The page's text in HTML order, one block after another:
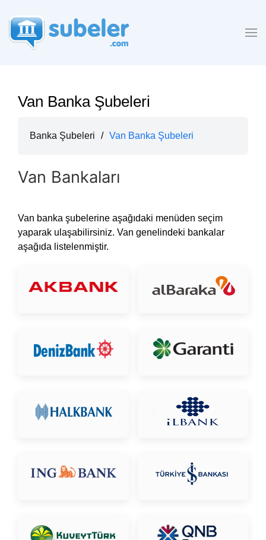
Van Banka Şubeleri
Banka Şubeleri / Van Banka Şubeleri
Van Bankaları
Van banka şubelerine aşağıdaki menüden seçim
yaparak ulaşabilirsiniz. Van genelindeki bankalar
aşağıda listelenmiştir.